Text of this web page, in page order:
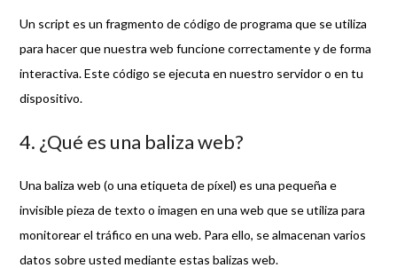
Un script es un fragmento de código de programa que se utiliza
para hacer que nuestra web funcione correctamente y de forma
interactiva. Este código se ejecuta en nuestro servidor o en tu
dispositivo.
4. ¿Qué es una baliza web?
Una baliza web (o una etiqueta de píxel) es una pequeña e
invisible pieza de texto o imagen en una web que se utiliza para
monitorear el tráfico en una web. Para ello, se almacenan varios
datos sobre usted mediante estas balizas web.